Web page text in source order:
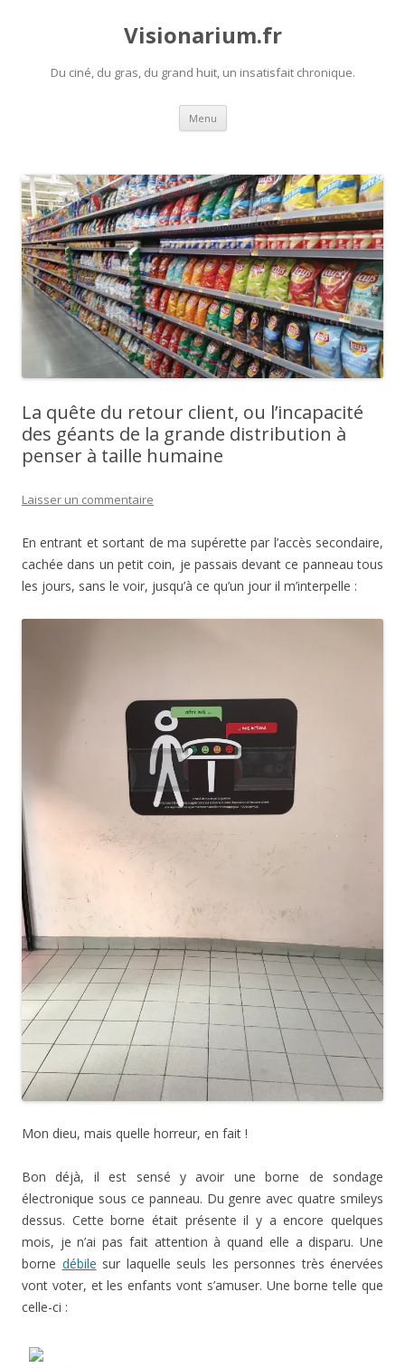
Visionarium.fr
Du ciné, du gras, du grand huit, un insatisfait chronique.
Menu Aller
contenu
La quête du retour client, ou l’incapacité
des géants de la grande distribution à
penser à taille humaine
Laisser un commentaire
En entrant et sortant de ma supérette par l’accès secondaire,
cachée dans un petit coin, je passais devant ce panneau tous
les jours, sans le voir, jusqu’à ce qu’un jour il m’interpelle :
Mon dieu, mais quelle horreur, en fait !
Bon déjà, il est sensé y avoir une borne de sondage
électronique sous ce panneau. Du genre avec quatre smileys
dessus. Cette borne était présente il y a encore quelques
mois, je n’ai pas fait attention à quand elle a disparu. Une
borne débile sur laquelle seuls les personnes très énervées
vont voter, et les enfants vont s’amuser. Une borne telle que
celle-ci :